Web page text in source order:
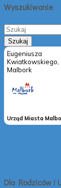
Wyszukiwanie
Dla Rodziców i